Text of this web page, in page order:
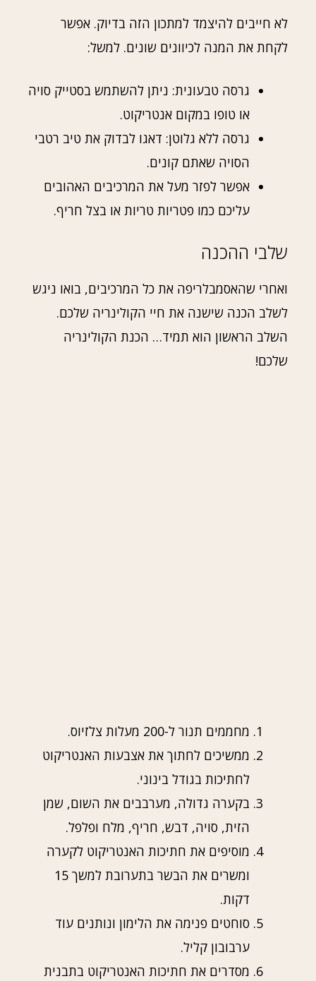
לא חייבים להיצמד למתכון הזה בדיוק. אפשר
לקחת את המנה לכיוונים שונים. למשל:
גרסה טבעונית: ניתן להשתמש בסטייק סויה
או טופו במקום אנטריקוט.
גרסה ללא גלוטן: דאגו לבדוק את טיב רטבי
הסויה שאתם קונים.
אפשר לפזר מעל את המרכיבים האהובים
עליכם כמו פטריות טריות או בצל חריף.
שלבי ההכנה
ואחרי שהאסמבלריפה את כל המרכיבים, בואו ניגש
לשלב הכנה שישנה את חיי הקולינריה שלכם.
השלב הראשון הוא תמיד… הכנת הקולינריה
שלכם!
מחממים תנור ל-200 מעלות צלזיוס.
ממשיכים לחתוך את אצבעות האנטריקוט
לחתיכות בגודל בינוני.
בקערה גדולה, מערבבים את השום, שמן
הזית, סויה, דבש, חריף, מלח ופלפל.
מוסיפים את חתיכות האנטריקוט לקערה
ומשרים את הבשר בתערובת למשך 15
דקות.
סוחטים פנימה את הלימון ונותנים עוד
ערבובון קליל.
מסדרים את חתיכות האנטריקוט בתבנית